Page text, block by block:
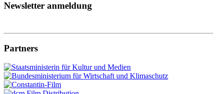
Newsletter anmeldung
Partners